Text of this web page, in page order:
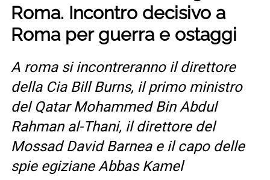
Roma. Incontro decisivo a
Roma per guerra e ostaggi
A roma si incontreranno il direttore
della Cia Bill Burns, il primo ministro
del Qatar Mohammed Bin Abdul
Rahman al-Thani, il direttore del
Mossad David Barnea e il capo delle
spie egiziane Abbas Kamel